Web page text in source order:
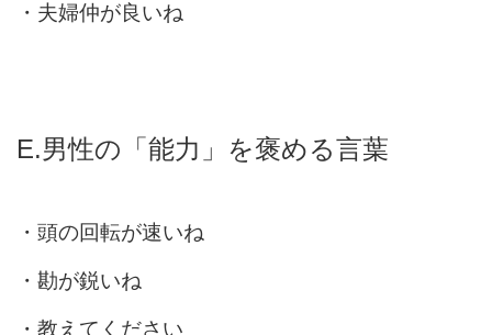
・夫婦仲が良いね
E.男性の「能力」を褒める言葉
・頭の回転が速いね
・勘が鋭いね
・教えてください